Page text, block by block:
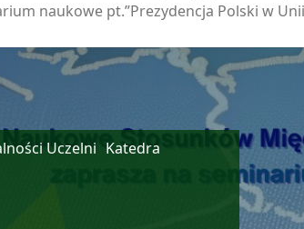
naukowe pt.”Prezydencja Polski w
Uczelni Katedra